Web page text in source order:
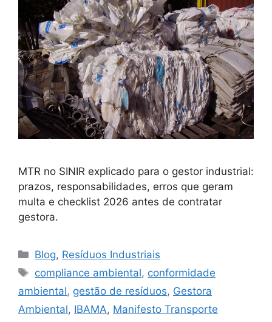
MTR no SINIR explicado para o gestor industrial:
prazos, responsabilidades, erros que geram
multa e checklist 2026 antes de contratar
gestora.
Blog, Resíduos Industriais
compliance ambiental, conformidade
ambiental, gestão de resíduos, Gestora
Ambiental, IBAMA, Manifesto Transporte